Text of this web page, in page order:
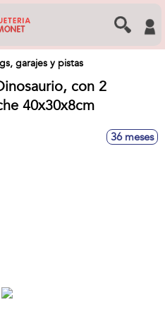
garajes y pistas
con 2
40x30x8cm
36 meses